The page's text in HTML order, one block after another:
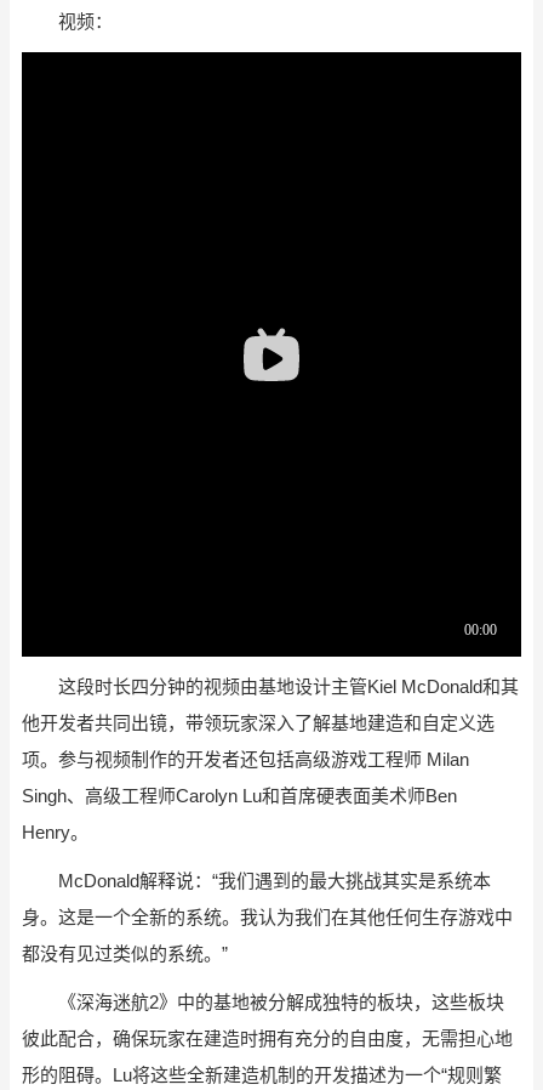
视频：
这段时长四分钟的视频由基地设计主管Kiel McDonald和其
他开发者共同出镜，带领玩家深入了解基地建造和自定义选
项。参与视频制作的开发者还包括高级游戏工程师 Milan
Singh、高级工程师Carolyn Lu和首席硬表面美术师Ben
Henry。
McDonald解释说：“我们遇到的最大挑战其实是系统本
身。这是一个全新的系统。我认为我们在其他任何生存游戏中
都没有见过类似的系统。”
《深海迷航2》中的基地被分解成独特的板块，这些板块
彼此配合，确保玩家在建造时拥有充分的自由度，无需担心地
形的阻碍。Lu将这些全新建造机制的开发描述为一个“规则繁